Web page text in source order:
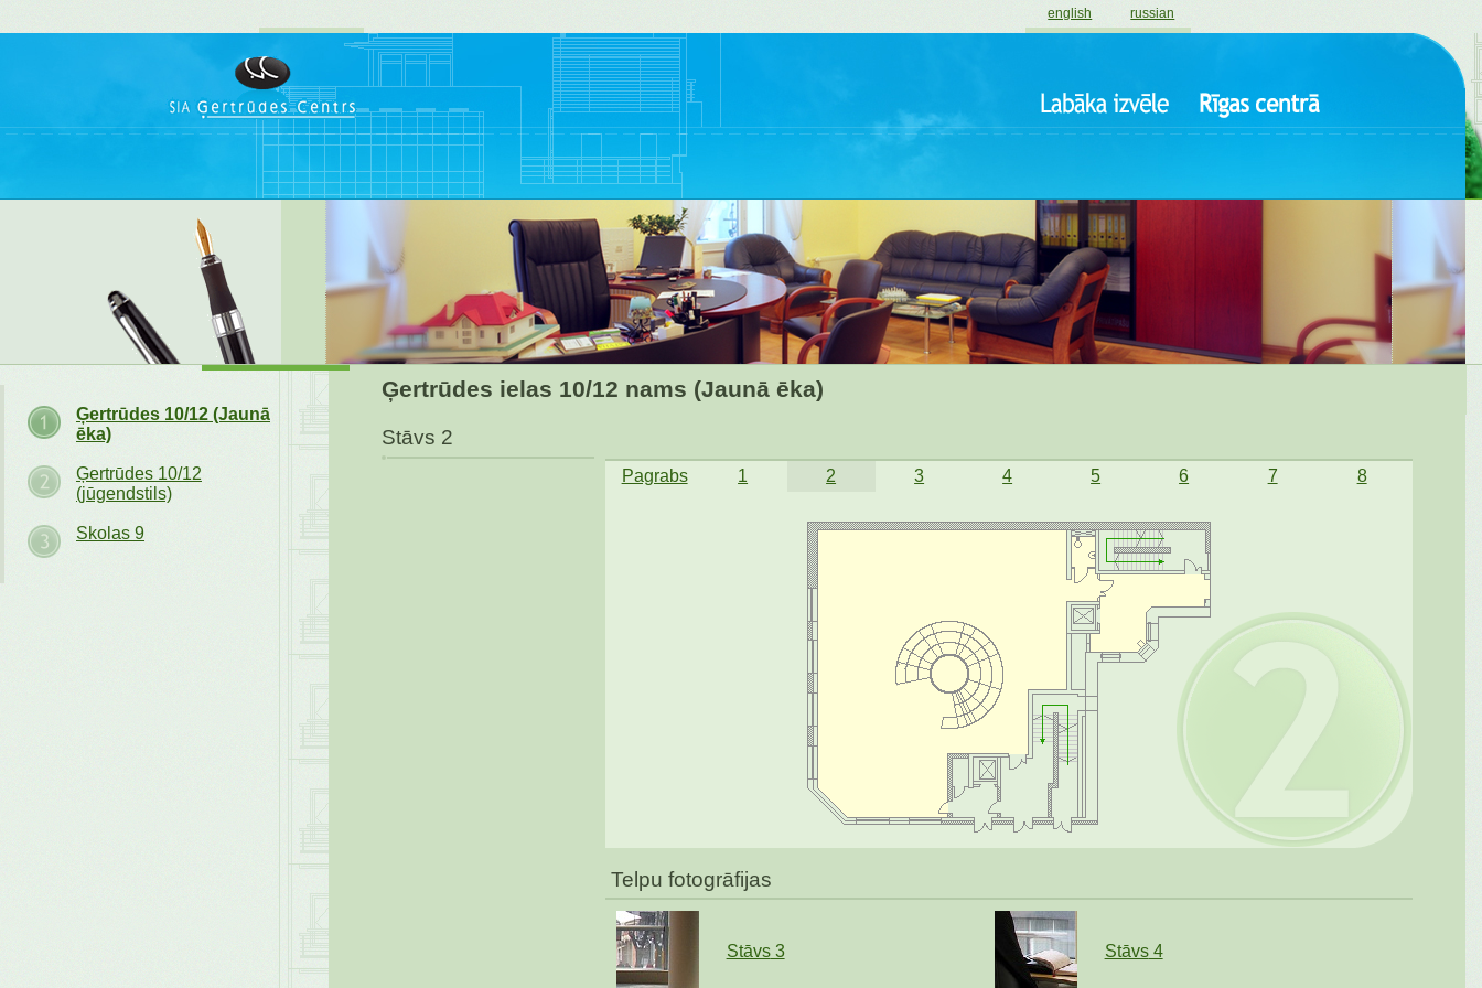
english russian
Ģertrūdes 10/12 (Jaunā
ēka)
Ģertrūdes 10/12
(jūgendstils)
Skolas 9
Ģertrūdes ielas 10/12 nams (Jaunā ēka)
Stāvs 2
Pagrabs 1 2 3 4 5 6 7 8
Telpu fotogrāfijas
Stāvs3 Stāvs4